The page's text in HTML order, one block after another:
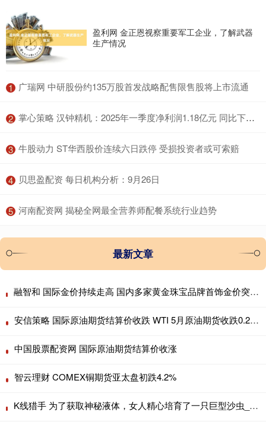
盈利网 金正恩视察重要军工企业，了解武器
生产情况
1 ​广瑞网 中研股份约135万股首发战略配售限售股将上市流通
2 ​掌心策略 汉钟精机：2025年一季度净利润1.18亿元 同比下降19.58%
3 ​牛股动力 ST华西股价连续六日跌停 受损投资者或可索赔
4 ​贝思盈配资 每日机构分析：9月26日
5 ​河南配资网 揭秘全网最全营养师配餐系统行业趋势
最新文章
融智和 国际金价持续走高 国内多家黄金珠宝品牌首饰金价突破960元/克大关！
安信策略 国际原油期货结算价收跌 WTI 5月原油期货收跌0.28美元
中国股票配资网 国际原油期货结算价收涨
智云理财 COMEX铜期货亚太盘初跌4.2%
K线猎手 为了获取神秘液体，女人精心培育了一只巨型沙虫_黑妹_命运_女王